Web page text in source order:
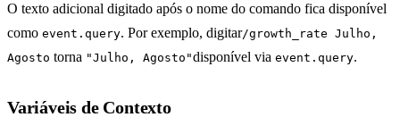
O texto adicional digitado após o nome do comando fica disponível
como event.query. Por exemplo, digitar/growth_rate Julho,
Agosto torna "Julho, Agosto"disponível via event.query.
Variáveis de Contexto